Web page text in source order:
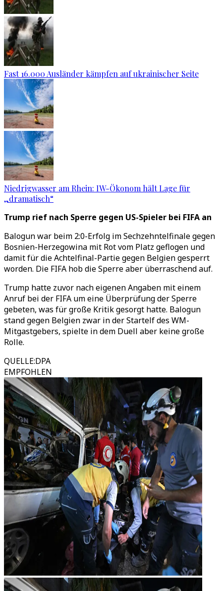
Fast 16.000 Ausländer kämpfen auf ukrainischer Seite
Niedrigwasser am Rhein: IW-Ökonom hält Lage für
„dramatisch“
Trump rief nach Sperre gegen US-Spieler bei FIFA an
Balogun war beim 2:0-Erfolg im Sechzehntelfinale gegen
Bosnien-Herzegowina mit Rot vom Platz geflogen und
damit für die Achtelfinal-Partie gegen Belgien gesperrt
worden. Die FIFA hob die Sperre aber überraschend auf.
Trump hatte zuvor nach eigenen Angaben mit einem
Anruf bei der FIFA um eine Überprüfung der Sperre
gebeten, was für große Kritik gesorgt hatte. Balogun
stand gegen Belgien zwar in der Startelf des WM-
Mitgastgebers, spielte in dem Duell aber keine große
Rolle.
QUELLE:DPA
EMPFOHLEN